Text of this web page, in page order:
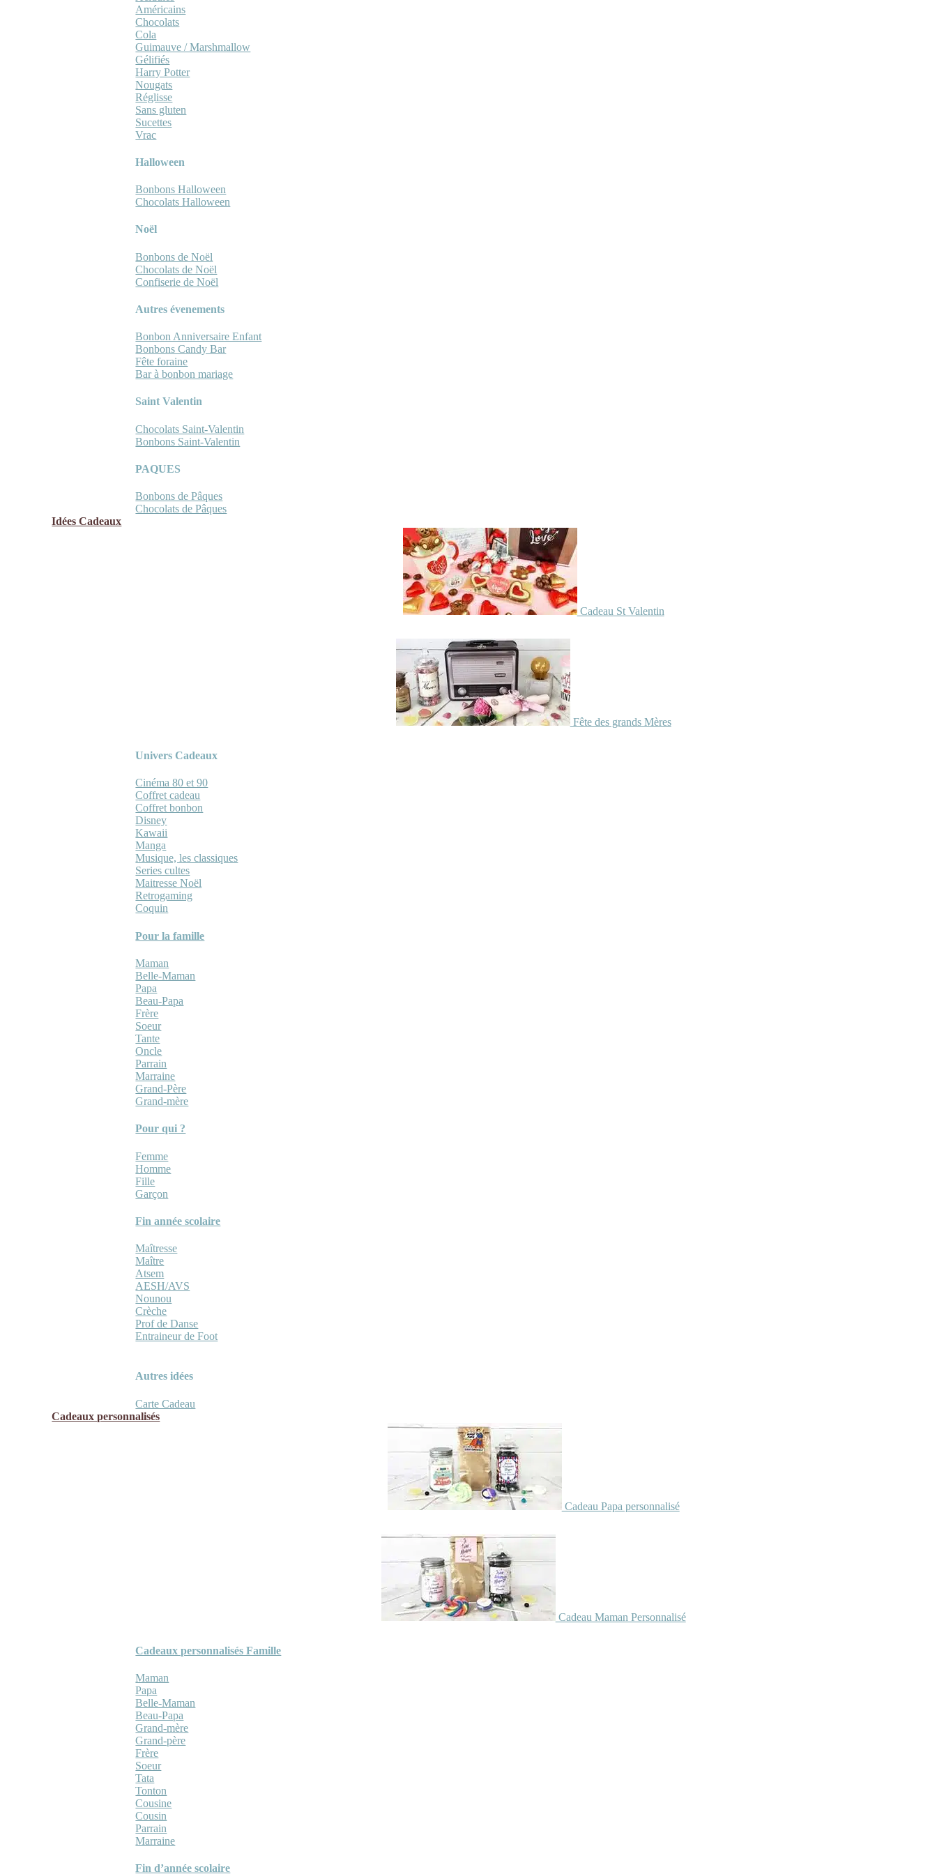
Américains
Chocolats
Cola
Guimauve / Marshmallow
Gélifiés
Harry Potter
Nougats
Réglisse
Sans gluten
Sucettes
Vrac
Halloween
Bonbons Halloween
Chocolats Halloween
Noël
Bonbons de Noël
Chocolats de Noël
Confiserie de Noël
Autres évenements
Bonbon Anniversaire Enfant
Bonbons Candy Bar
Fête foraine
Bar à bonbon mariage
Saint Valentin
Chocolats Saint-Valentin
Bonbons Saint-Valentin
PAQUES
Bonbons de Pâques
Chocolats de Pâques
Idées Cadeaux
Cadeau St Valentin
Fête des grands Mères
Univers Cadeaux
Cinéma 80 et 90
Coffret cadeau
Coffret bonbon
Disney
Kawaii
Manga
Musique, les classiques
Series cultes
Maitresse Noël
Retrogaming
Coquin
Pour la famille
Maman
Belle-Maman
Papa
Beau-Papa
Frère
Soeur
Tante
Oncle
Parrain
Marraine
Grand-Père
Grand-mère
Pour qui ?
Femme
Homme
Fille
Garçon
Fin année scolaire
Maîtresse
Maître
Atsem
AESH/AVS
Nounou
Crèche
Prof de Danse
Entraineur de Foot
Autres idées
Carte Cadeau
Cadeaux personnalisés
Cadeau Papa personnalisé
Cadeau Maman Personnalisé
Cadeaux personnalisés Famille
Maman
Papa
Belle-Maman
Beau-Papa
Grand-mère
Grand-père
Frère
Soeur
Tata
Tonton
Cousine
Cousin
Parrain
Marraine
Fin d’année scolaire